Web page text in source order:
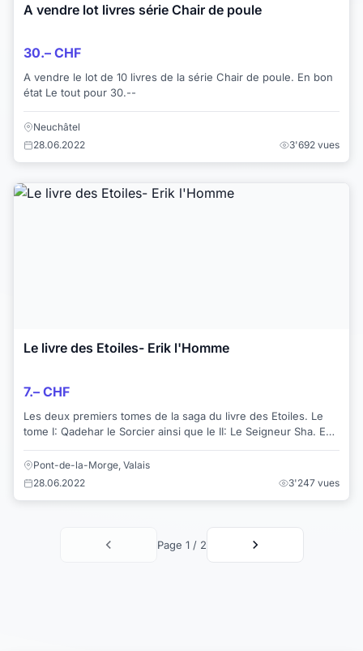
A vendre lot livres série Chair de poule
30.– CHF
A vendre le lot de 10 livres de la série Chair de poule. En bon
état Le tout pour 30.--
Neuchâtel
28.06.2022
3'692 vues
Le livre des Etoiles- Erik l'Homme
7.– CHF
Les deux premiers tomes de la saga du livre des Etoiles. Le
tome I: Qadehar le Sorcier ainsi que le II: Le Seigneur Sha. En
Pont-de-la-Morge, Valais
28.06.2022
3'247 vues
Page 1 / 2